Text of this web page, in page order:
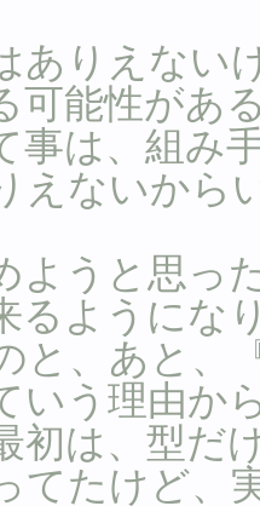
ありえない
可能性があ
事は、組み
えないから
ようと思っ
るようにな
と、あと、
いう理由か
初は、型だ
てたけど、